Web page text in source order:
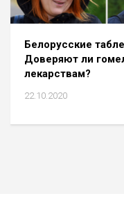
Белорусские
Доверяют ли
лекарствам?
22.10.2020